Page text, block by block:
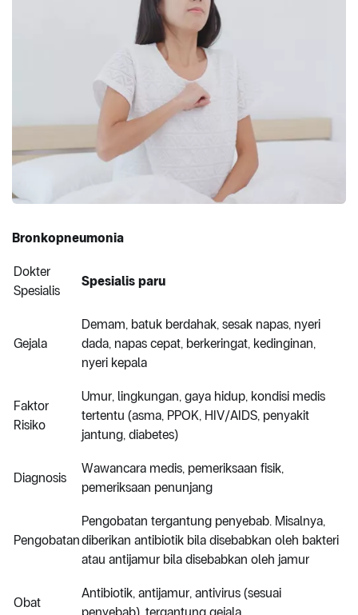
Bronkopneumonia
Dokter
Spesialis
Spesialis paru
Gejala
Demam, batuk berdahak, sesak napas, nyeri
dada, napas cepat, berkeringat, kedinginan,
nyeri kepala
Faktor
Risiko
Umur, lingkungan, gaya hidup, kondisi medis
tertentu (asma, PPOK, HIV/AIDS, penyakit
jantung, diabetes)
Diagnosis
Wawancara medis, pemeriksaan fisik,
pemeriksaan penunjang
Pengobatan
Pengobatan tergantung penyebab. Misalnya,
diberikan antibiotik bila disebabkan oleh bakteri
atau antijamur bila disebabkan oleh jamur
Obat
Antibiotik, antijamur, antivirus (sesuai